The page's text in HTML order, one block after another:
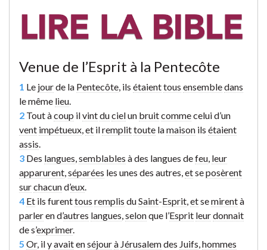
Venue de l’Esprit à la Pentecôte
1 Le jourde la Pentecôte , ils étaienttous ensembledans
le même lieu
2 Tout àcoup ilvintducielun bruitcommecelui d’un
vent impétueux et ilremplittoute lamaison ils étaient
assis
3 Des langues semblables à des langues defeu leur
apparurent séparées les unes des autres, etseposèrent
surchacund’eux
4 Et ils furenttous remplis duSaint-Esprit etsemirentà
parleren d’autres langues selonque l’Esprit leurdonnait
de s’exprimer.
5 Or, il yavaitenséjourà Jérusalemdes Juifs hommes